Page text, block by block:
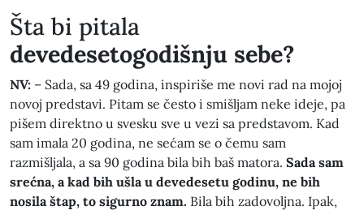
​Šta bi pitala
devedesetogodišnju sebe?
NV: – Sada, sa 49 godina, inspiriše me novi rad na mojoj
novoj predstavi. Pitam se često i smišljam neke ideje, pa
pišem direktno u svesku sve u vezi sa predstavom. Kad
sam imala 20 godina, ne sećam se o čemu sam
razmišljala, a sa 90 godina bila bih baš matora. Sada sam
srećna, a kad bih ušla u devedesetu godinu, ne bih
nosila štap, to sigurno znam. Bila bih zadovoljna. Ipak,